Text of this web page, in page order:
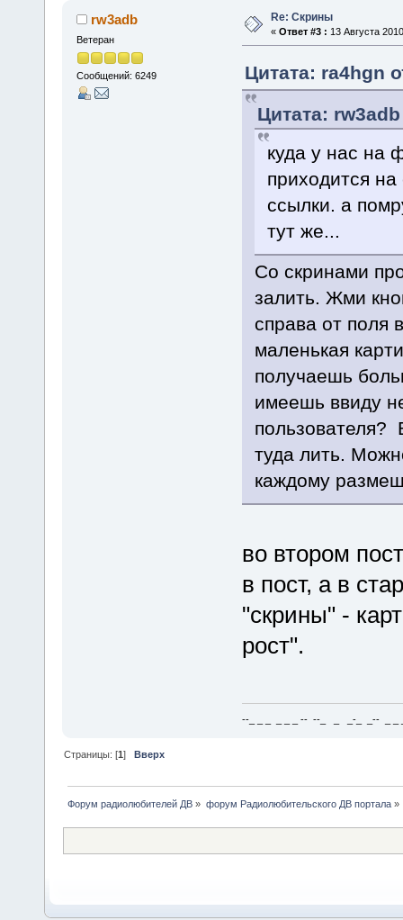
rw3adb
Ветеран
Сообщений: 6249
Re: Скрины
« Ответ #3 : 13 Августа
Цитата: ra4hgn
Цитата:
куда у нас на
приходится
ссылки. а
тут же...
Со скринами
залить. Жми
справа от поля
маленькая
получаешь
имеешь ввиду
пользователя?
туда лить.
каждому
во втором
в пост, а в
"скрины" -
рост".
--_ _ _ _ _ _ -- --_ _ _-_ _-- _ _
Страницы: [1]Вверх
Форум радиолюбителей ДВ » форум Радиолюбительского ДВ портала»